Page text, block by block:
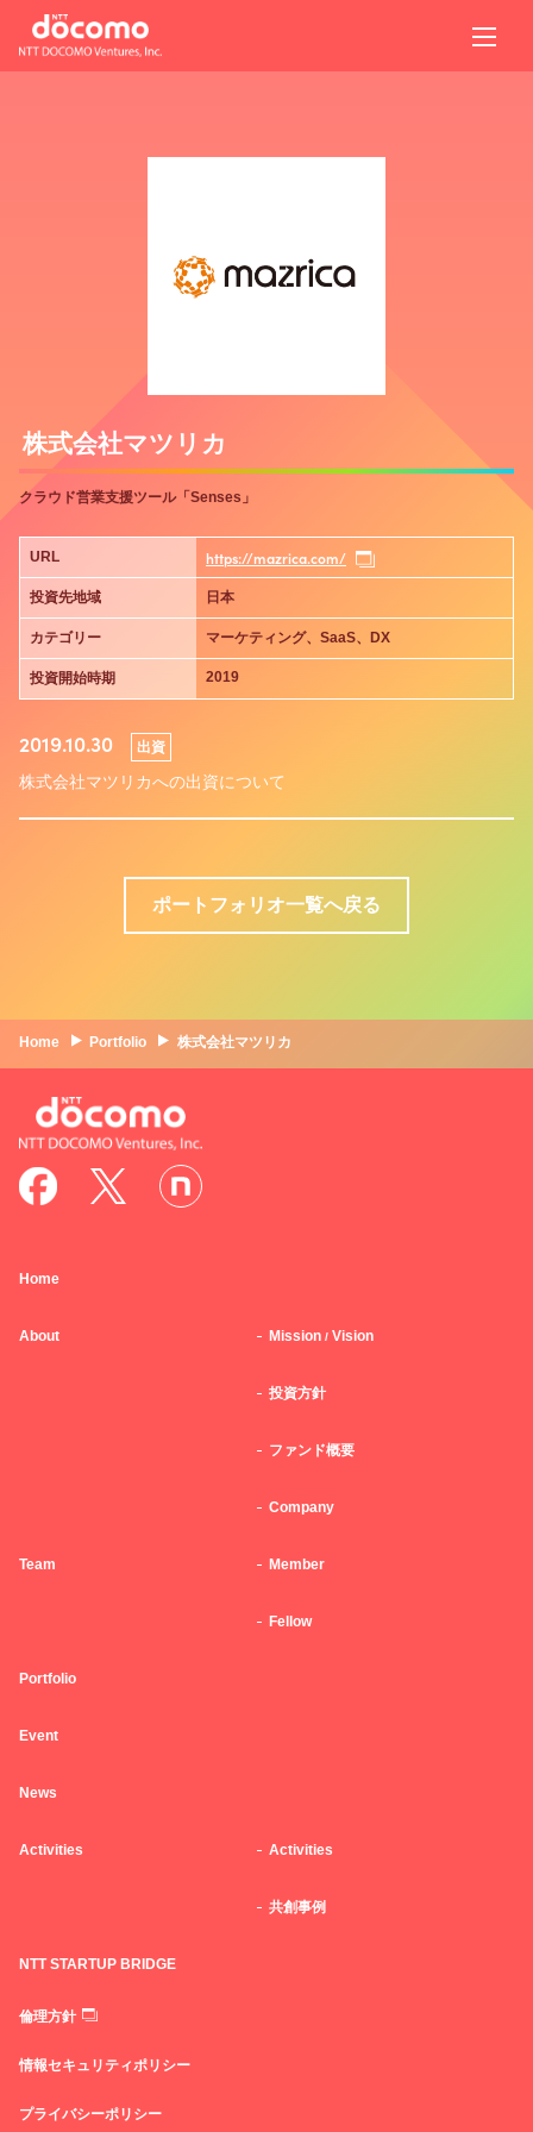
株式会社マツリカ
クラウド営業支援ツール「Senses」
URL https://mazrica.com/
投資先地域 日本
カテゴリー マーケティング、SaaS、DX
投資開始時期 2019
2019.10.30 出資
株式会社マツリカへの出資について
ポートフォリオ一覧へ戻る
Home Portfolio 株式会社マツリカ
Home
About Mission / Vision
投資方針
ファンド概要
Company
Team Member
Fellow
Portfolio
Event
News
Activities Activities
共創事例
NTT STARTUP BRIDGE
倫理方針
情報セキュリティポリシー
プライバシーポリシー